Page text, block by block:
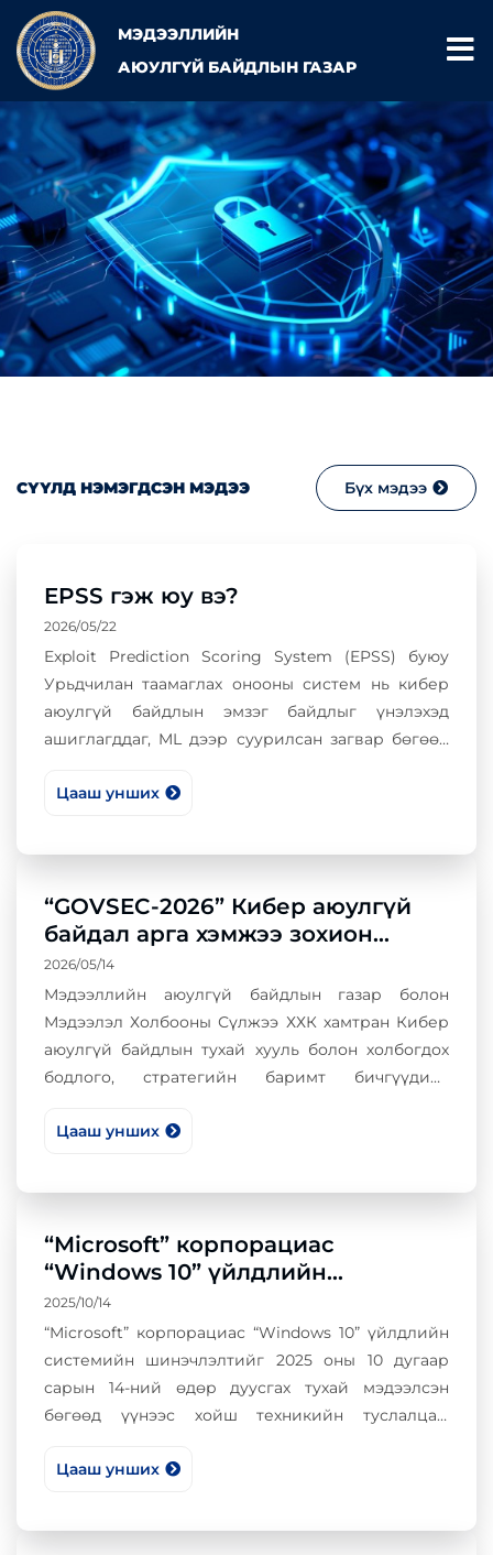
МЭДЭЭЛЛИЙН
АЮУЛГҮЙ БАЙДЛЫН ГАЗАР
СҮҮЛД НЭМЭГДСЭН МЭДЭЭ Бүх мэдээ
EPSS гэж юу вэ?
2026/05/22
Exploit Prediction Scoring System (EPSS) буюу
Урьдчилан таамаглах онооны систем нь кибер
аюулгүй байдлын эмзэг байдлыг үнэлэхэд
ашиглагддаг, ML дээр суурилсан загвар бөгөөд
бодитоор ашиглагдах магадлалыг тооцдог.
Цааш унших
“GOVSEC-2026” Кибер аюулгүй
байдал арга хэмжээ зохион
байгууллаа
2026/05/14
Мэдээллийн аюулгүй байдлын газар болон
Мэдээлэл Холбооны Сүлжээ ХХК хамтран Кибер
аюулгүй байдлын тухай хууль болон холбогдох
бодлого, стратегийн баримт бичгүүдийг
төрийн өмчит хуулийн этгээд болон төрийн
тушаалтнуудын дунд “GOVSEC-2026” Кибер
аюулгүй байдал арга хэмжээг 2026 оны 05 дугаар
сарын 01-ний өдөр зохион байгууллаа.
Цааш унших
“Microsoft” корпорациас
“Windows 10” үйлдлийн
системийн шинэчлэлтийг
зогсоолоо
2025/10/14
“Microsoft” корпорациас “Windows 10” үйлдлийн
системийн шинэчлэлтийг 2025 оны 10 дугаар
сарын 14-ний өдөр дуусгах тухай мэдээлсэн
бөгөөд үүнээс хойш техникийн туслалцаа,
хийгдэхгүй юм.
Цааш унших